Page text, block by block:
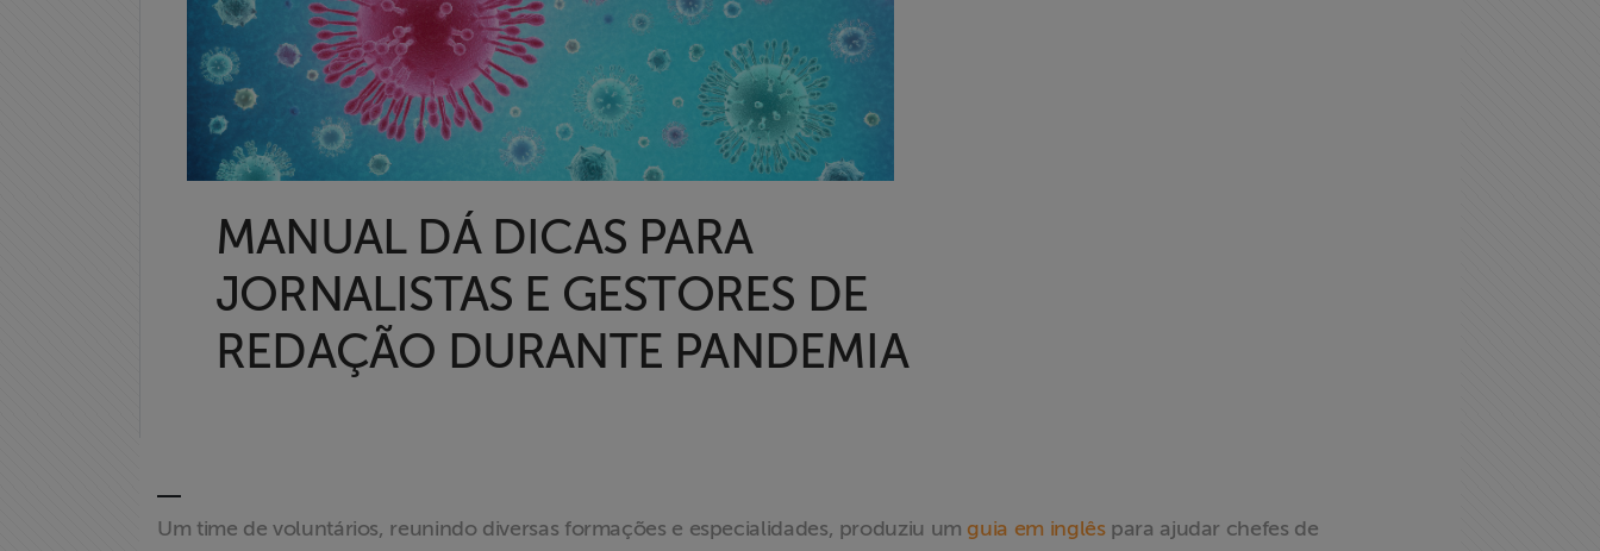
MANUAL DÁ DICAS PARA
JORNALISTAS E GESTORES DE
REDAÇÃO DURANTE PANDEMIA
Um time de voluntários, reunindo diversas formações e especialidades, produziu um guia em inglêspara ajudar chefes de